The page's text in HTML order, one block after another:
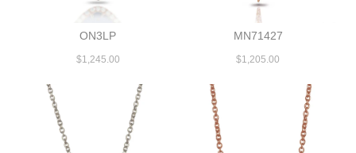
ON3LP
$1,245.00
MN71427
$1,205.00